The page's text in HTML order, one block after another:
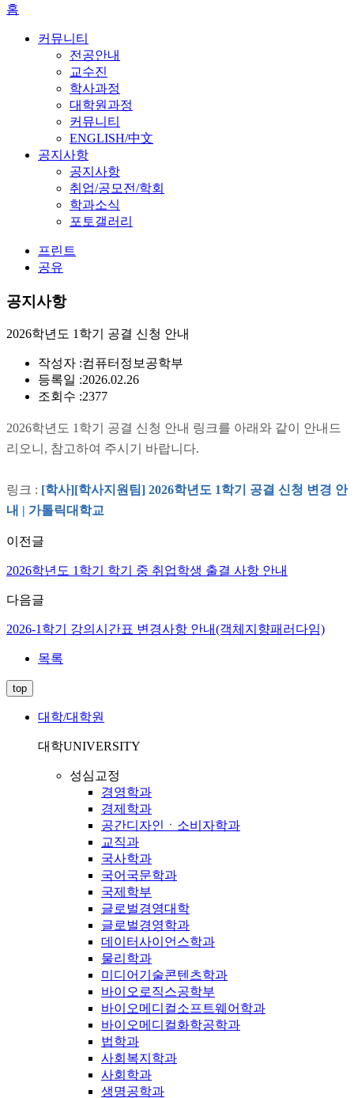
홈
커뮤니티
전공안내
교수진
학사과정
대학원과정
커뮤니티
ENGLISH/中文
공지사항
공지사항
취업/공모전/학회
학과소식
포토갤러리
프린트
공유
공지사항
2026학년도 1학기 공결 신청 안내
작성자 :컴퓨터정보공학부
등록일 :2026.02.26
조회수 :2377
2026학년도 1학기 공결 신청 안내 링크를 아래와 같이 안내드
리오니, 참고하여 주시기 바랍니다.
링크 : [학사][학사지원팀] 2026학년도 1학기 공결 신청 변경 안
내 | 가톨릭대학교
이전글
2026학년도 1학기 학기 중 취업학생 출결 사항 안내
다음글
2026-1학기 강의시간표 변경사항 안내(객체지향패러다임)
목록
top
대학/대학원
대학UNIVERSITY
성심교정
경영학과
경제학과
공간디자인ㆍ소비자학과
교직과
국사학과
국어국문학과
국제학부
글로벌경영대학
글로벌경영학과
데이터사이언스학과
물리학과
미디어기술콘텐츠학과
바이오로직스공학부
바이오메디컬소프트웨어학과
바이오메디컬화학공학과
법학과
사회복지학과
사회학과
생명공학과